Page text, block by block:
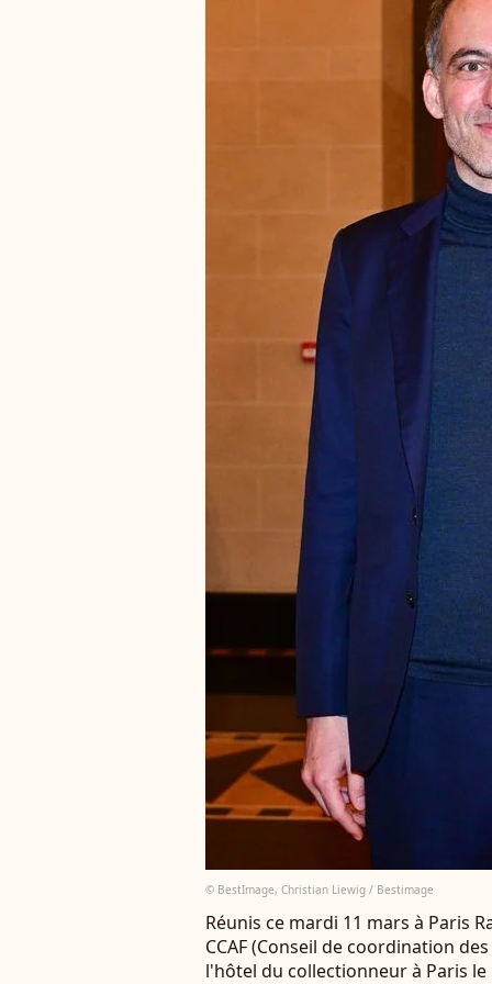
© BestImage, Christian Liewig / Bestimage
Réunis ce mardi 11 mars à Paris
CCAF (Conseil de coordination
l'hôtel du collectionneur à Paris